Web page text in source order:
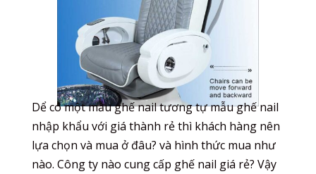
Dể có một mẫu ghế nail tương tự mẫu ghế nail
nhập khẩu với giá thành rẻ thì khách hàng nên
lựa chọn và mua ở đâu? và hình thức mua như
nào. Công ty nào cung cấp ghế nail giá rẻ? Vậy